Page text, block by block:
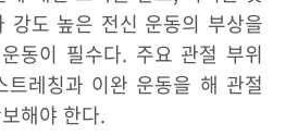
강도 높은 전신 운동의 부상을
동이 필수다. 주요 관절 부위
레칭과 이완 운동을 해 관절
해야 한다.